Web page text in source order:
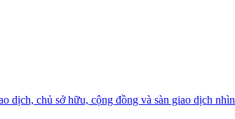
dịch, chủ sở hữu, cộng đồng và sàn giao dịch